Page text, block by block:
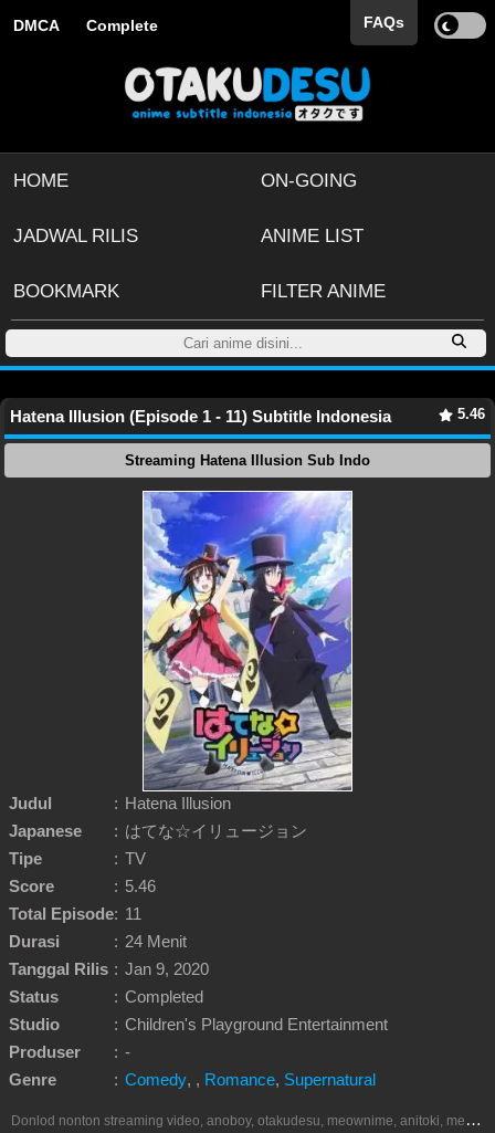
DMCA Complete FAQs
HOME ON-GOING
JADWAL RILIS ANIME LIST
BOOKMARK FILTER ANIME
Hatena Illusion (Episode 1 - 11) Subtitle Indonesia 5.46
Streaming Hatena Illusion Sub Indo
Judul : Hatena Illusion
Japanese
: はてな☆イリュージョン
Tipe
: TV
Score
: 5.46
Total Episode: 11
Durasi
: 24 Menit
Tanggal Rilis : Jan 9, 2020
Status
: Completed
Studio
: Children's Playground Entertainment
Produser
: -
Genre
: Comedy, , Romance, Supernatural
D
onlod nonton streaming video, anoboy, otakudesu, meownime, anitoki, meguminime, melody, oploverz, anoboy, nimegami, unduh, riie net, drivenime, myanimelist, MAL, kusonime, neonime, bstation, maxnime, animeindo, Netflix, crunchyroll, neonime, samehadaku, streaming, otakupoi, awsubs, anibatch, anikyojin, nekonime, kurogaze, zippyshare, vidio google drive, Muse Indonesia, iQIYI, Viu, Ani-One Asia, Animenonton, Otaku desu, Mangaku, Anibatch,Vidio, Genflix, Amazon Prime Video, Terlengkap Google Drive 240p, 3GP, Muse Indonesia.